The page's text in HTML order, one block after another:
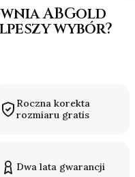
ABGold
wybór?
Roczna korekta
rozmiaru gratis
Dwa lata gwarancji